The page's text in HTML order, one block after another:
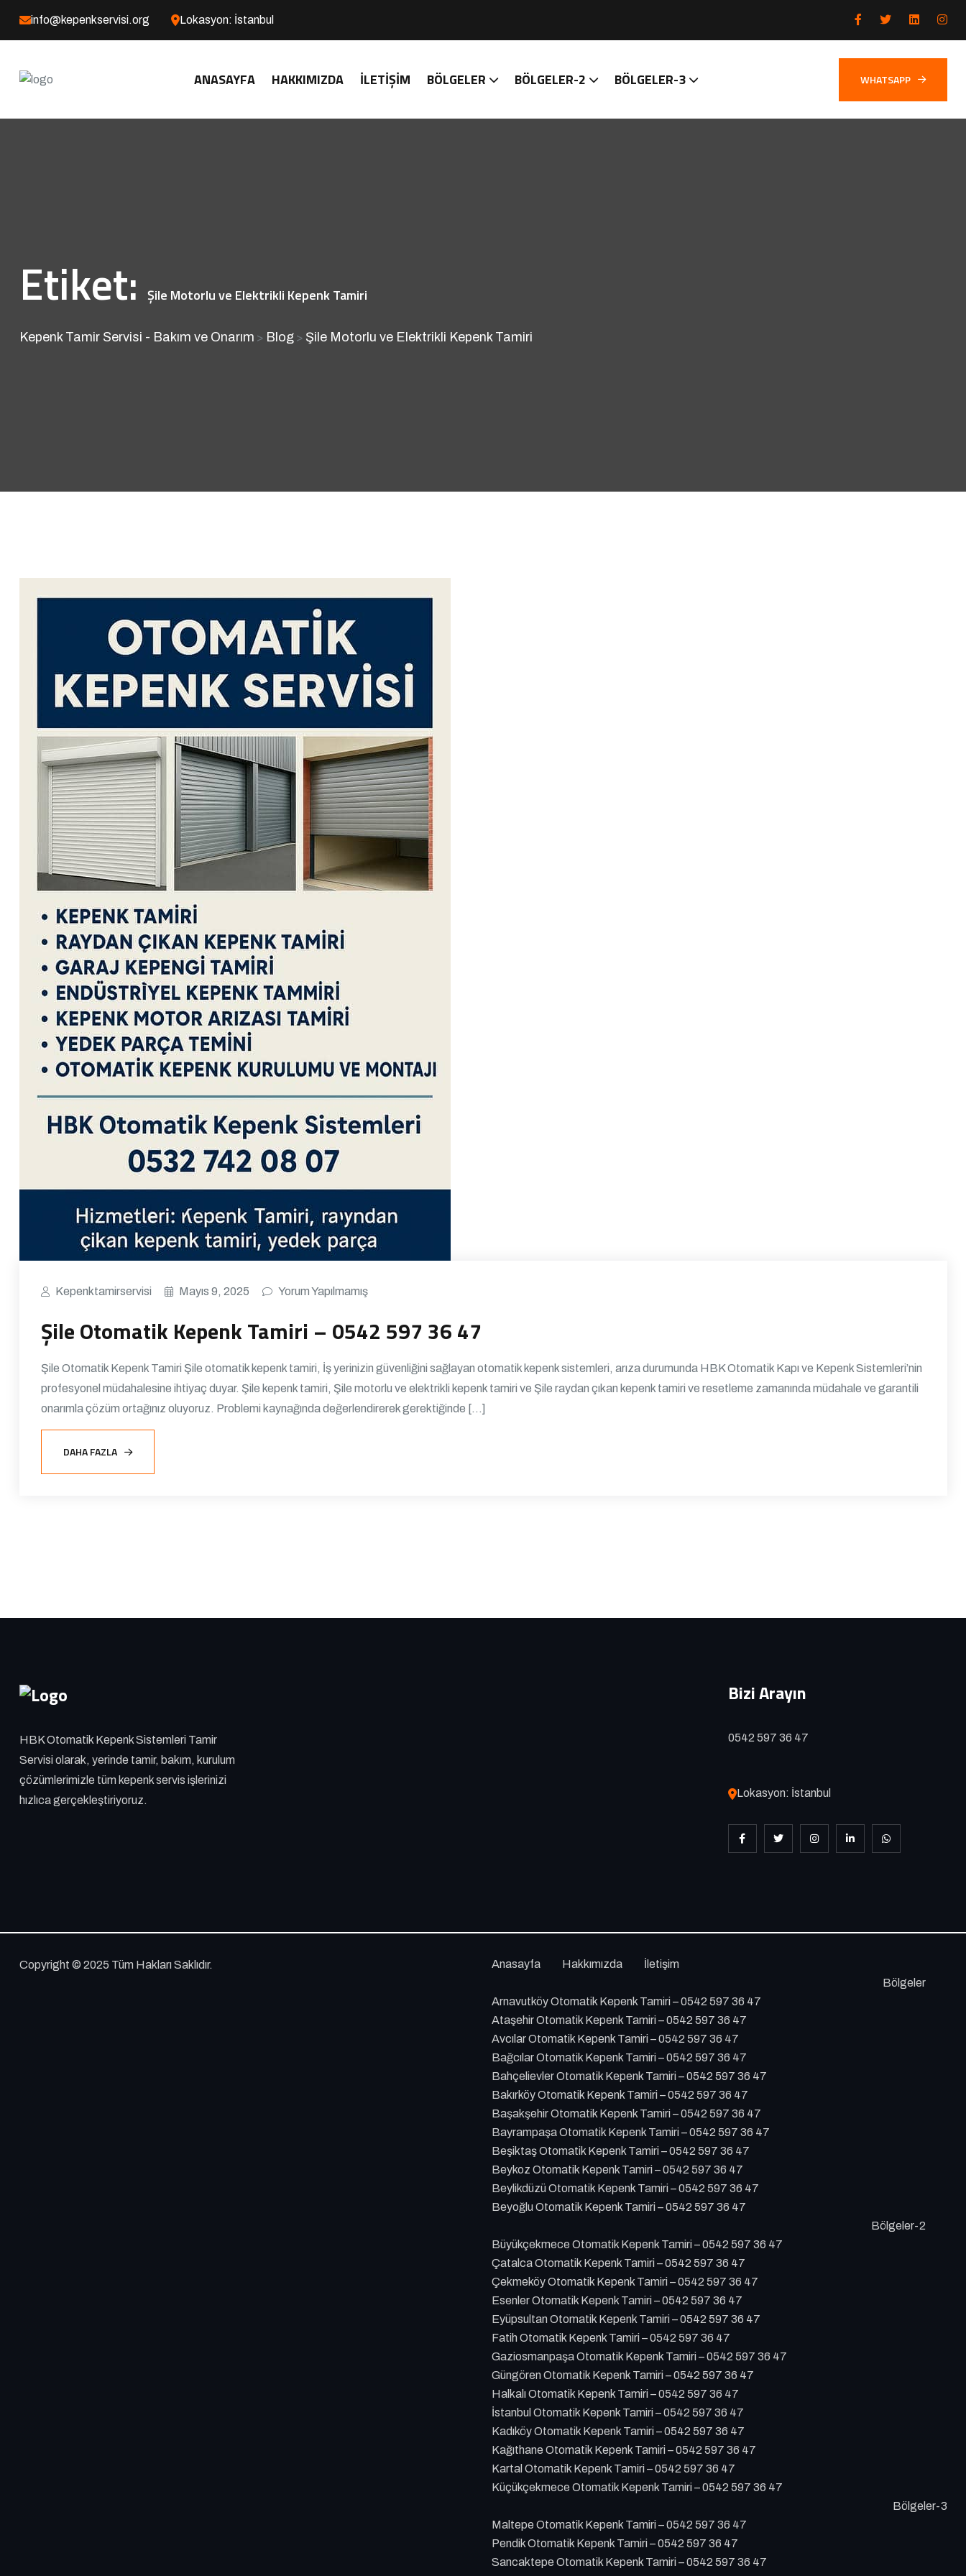
info@kepenkservisi.org Lokasyon: İstanbul
ANASAYFA HAKKIMIZDA İLETIŞIM BÖLGELER BÖLGELER-2 BÖLGELER-3 WHATSAPP
Etiket: Şile Motorlu ve Elektrikli Kepenk Tamiri
Kepenk Tamir Servisi - Bakım ve Onarım > Blog> Şile Motorlu ve Elektrikli Kepenk Tamiri
Kepenktamirservisi Mayıs 9, 2025 Yorum Yapılmamış
Şile Otomatik Kepenk Tamiri – 0542 597 36 47
Şile Otomatik Kepenk Tamiri Şile otomatik kepenk tamiri, İş yerinizin güvenliğini sağlayan otomatik kepenk sistemleri, arıza durumunda HBK Otomatik Kapı ve Kepenk Sistemleri’nin
profesyonel müdahalesine ihtiyaç duyar. Şile kepenk tamiri, Şile motorlu ve elektrikli kepenk tamiri ve Şile raydan çıkan kepenk tamiri ve resetleme zamanında müdahale ve garantili
onarımla çözüm ortağınız oluyoruz. Problemi kaynağında değerlendirerek gerektiğinde […]
DAHA FAZLA
HBK Otomatik Kepenk Sistemleri Tamir
Servisi olarak, yerinde tamir, bakım, kurulum
çözümlerimizle tüm kepenk servis işlerinizi
hızlıca gerçekleştiriyoruz.
Bizi Arayın
0542 597 36 47
Lokasyon: İstanbul
Copyright © 2025 Tüm Hakları Saklıdır. Anasayfa Hakkımızda
İletişim
Bölgeler
Arnavutköy Otomatik Kepenk Tamiri – 0542 597 36 47
Ataşehir Otomatik Kepenk Tamiri – 0542 597 36 47
Avcılar Otomatik Kepenk Tamiri – 0542 597 36 47
Bağcılar Otomatik Kepenk Tamiri – 0542 597 36 47
Bahçelievler Otomatik Kepenk Tamiri – 0542 597 36 47
Bakırköy Otomatik Kepenk Tamiri – 0542 597 36 47
Başakşehir Otomatik Kepenk Tamiri – 0542 597 36 47
Bayrampaşa Otomatik Kepenk Tamiri – 0542 597 36 47
Beşiktaş Otomatik Kepenk Tamiri – 0542 597 36 47
Beykoz Otomatik Kepenk Tamiri – 0542 597 36 47
Beylikdüzü Otomatik Kepenk Tamiri – 0542 597 36 47
Beyoğlu Otomatik Kepenk Tamiri – 0542 597 36 47
Bölgeler-2
Büyükçekmece Otomatik Kepenk Tamiri – 0542 597 36 47
Çatalca Otomatik Kepenk Tamiri – 0542 597 36 47
Çekmeköy Otomatik Kepenk Tamiri – 0542 597 36 47
Esenler Otomatik Kepenk Tamiri – 0542 597 36 47
Eyüpsultan Otomatik Kepenk Tamiri – 0542 597 36 47
Fatih Otomatik Kepenk Tamiri – 0542 597 36 47
Gaziosmanpaşa Otomatik Kepenk Tamiri – 0542 597 36 47
Güngören Otomatik Kepenk Tamiri – 0542 597 36 47
Halkalı Otomatik Kepenk Tamiri – 0542 597 36 47
İstanbul Otomatik Kepenk Tamiri – 0542 597 36 47
Kadıköy Otomatik Kepenk Tamiri – 0542 597 36 47
Kağıthane Otomatik Kepenk Tamiri – 0542 597 36 47
Kartal Otomatik Kepenk Tamiri – 0542 597 36 47
Küçükçekmece Otomatik Kepenk Tamiri – 0542 597 36 47
Bölgeler-3
Maltepe Otomatik Kepenk Tamiri – 0542 597 36 47
Pendik Otomatik Kepenk Tamiri – 0542 597 36 47
Sancaktepe Otomatik Kepenk Tamiri – 0542 597 36 47